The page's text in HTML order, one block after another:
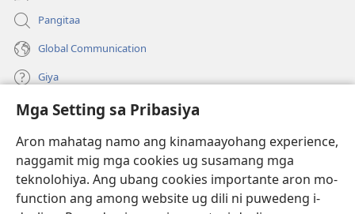
Mga Setting sa Pribasiya
Aron mahatag namo ang kinamaayohang experience,
naggamit mig mga cookies ug susamang mga
teknolohiya. Ang ubang cookies importante aron mo-
function ang among website ug dili ni puwedeng i-
Pangitaa
Global Communication
Giya
Donasyon
(mo-
open
bag-
ong
window)
Watchtower ONLINE NGA LIBRARYA
(mo-
open
ug
JW Hub
(mo-